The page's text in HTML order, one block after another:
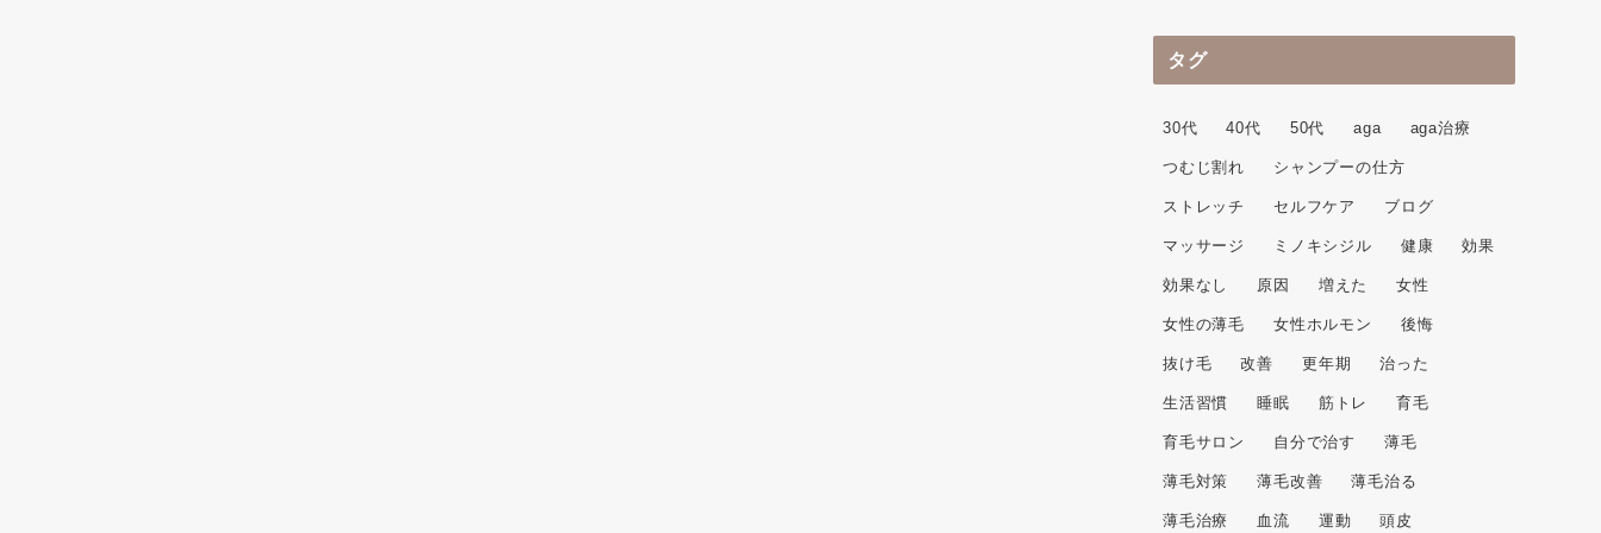
タグ
30代 40代 50代 aga aga治療
つむじ割れ シャンプーの仕方
ストレッチ セルフケア ブログ
マッサージ ミノキシジル 健康 効果
効果なし 原因 増えた 女性
女性の薄毛 女性ホルモン 後悔
抜け毛 改善 更年期 治った
生活習慣 睡眠 筋トレ 育毛
育毛サロン 自分で治す 薄毛
薄毛対策 薄毛改善 薄毛治る
薄毛治療 血流 運動 頭皮